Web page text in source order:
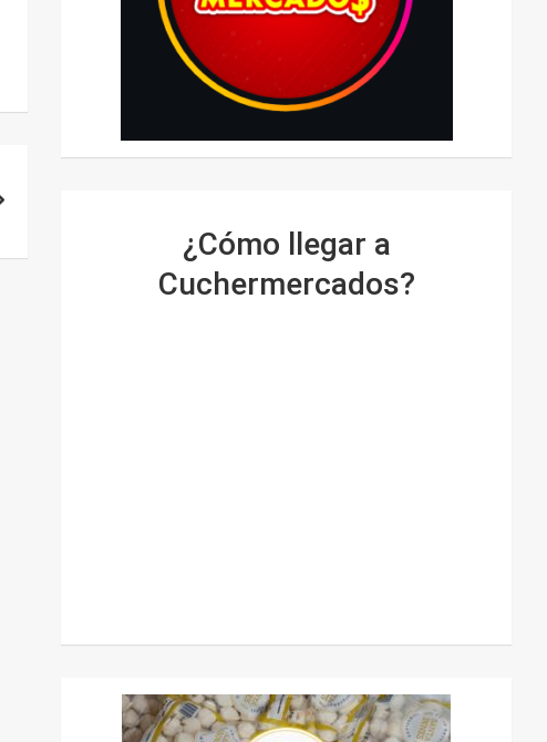
¿Cómo llegar a
Cuchermercados?